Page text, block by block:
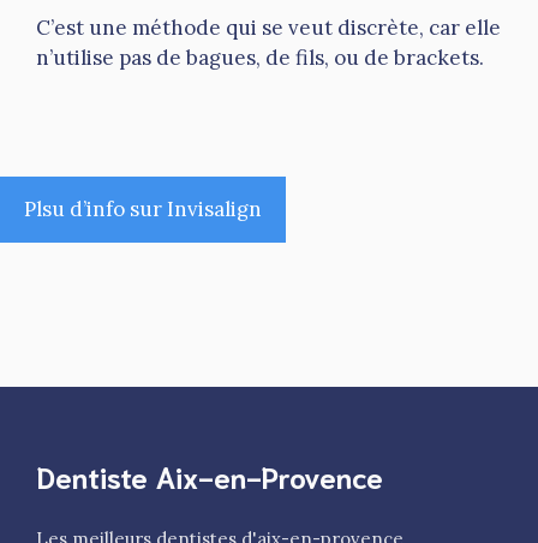
C’est une méthode qui se veut discrète, car elle
n’utilise pas de bagues, de fils, ou de brackets.
Plsu d’info sur Invisalign
Dentiste Aix-en-Provence